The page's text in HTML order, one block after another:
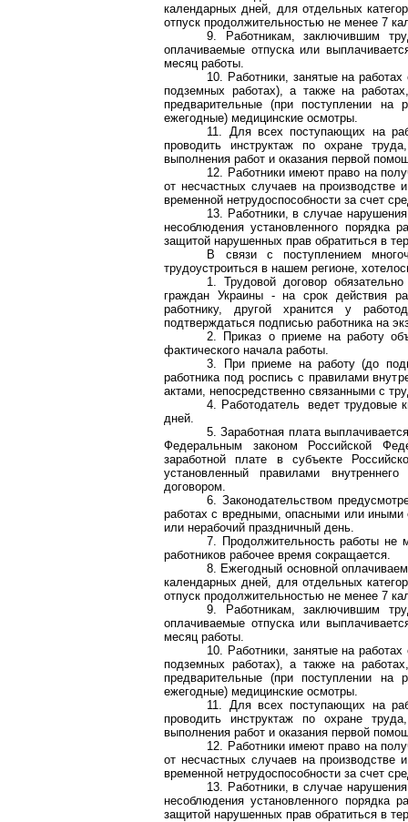
календарных дней, для отдельных
отпуск продолжительностью не менее 7
9. Работникам, заключившим
оплачиваемые отпуска или
месяц работы.
10. Работники, занятые на
подземных работах), а также на
предварительные (при поступлении
ежегодные) медицинские осмотры.
11. Для всех поступающих на
проводить инструктаж по охране
выполнения работ и оказания первой
12. Работники имеют право на
от несчастных случаев на
временной нетрудоспособности за счет
13. Работники, в случае
несоблюдения установленного порядка
защитой нарушенных прав обратиться в
В связи с поступлением
трудоустроиться в нашем регионе,
1. Трудовой договор
граждан Украины - на срок действия
работнику, другой хранится у
подтверждаться подписью работника на
2. Приказ о приеме на работу
фактического начала работы.
3. При приеме на работу (до
работника под роспись с правилами
актами, непосредственно связанными с
4. Работодатель ведет трудовые
дней.
5. Заработная плата
Федеральным законом Российской
заработной плате в субъекте
установленный правилами
договором.
6. Законодательством
работах с вредными, опасными или иными
или нерабочий праздничный день.
7. Продолжительность работы не
работников рабочее время сокращается.
8. Ежегодный основной
календарных дней, для отдельных
отпуск продолжительностью не менее 7
9. Работникам, заключившим
оплачиваемые отпуска или
месяц работы.
10. Работники, занятые на
подземных работах), а также на
предварительные (при поступлении
ежегодные) медицинские осмотры.
11. Для всех поступающих на
проводить инструктаж по охране
выполнения работ и оказания первой
12. Работники имеют право на
от несчастных случаев на
временной нетрудоспособности за счет
13. Работники, в случае
несоблюдения установленного порядка
защитой нарушенных прав обратиться в